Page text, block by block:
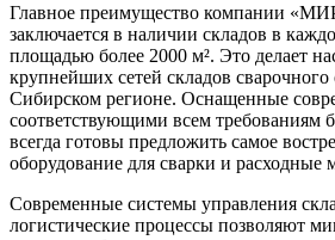
Главное преимущество компании
заключается в наличии складов в
площадью более 2000 м². Это делает
крупнейших сетей складов сварочного
Сибирском регионе. Оснащенные
соответствующими всем требованиям
всегда готовы предложить самое
оборудование для сварки и расходные
Современные системы управления
логистические процессы позволяют